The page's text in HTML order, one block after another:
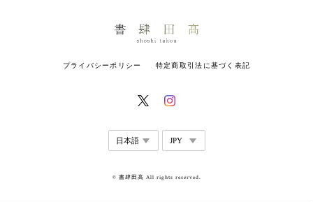
プライバシーポリシー 特定商取引法に基づく表記
© 書肆田高 All rights reserved.